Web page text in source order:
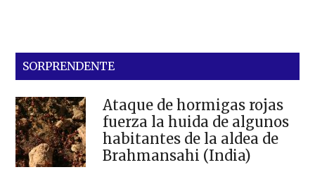
SORPRENDENTE
Ataque de hormigas rojas
fuerza la huida de algunos
habitantes de la aldea de
Brahmansahi (India)